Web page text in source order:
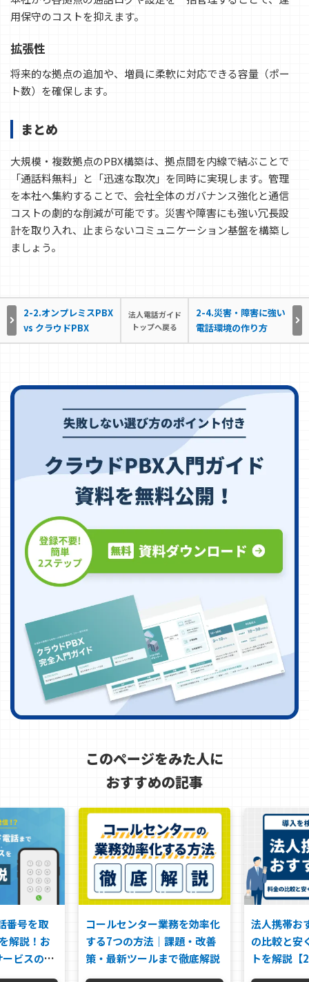
用保守のコストを抑えます。
拡張性
将来的な拠点の追加や、増員に柔軟に対応できる容量（ポー
ト数）を確保します。
まとめ
大規模・複数拠点のPBX構築は、拠点間を内線で結ぶことで
「通話料無料」と「迅速な取次」を同時に実現します。管理
を本社へ集約することで、会社全体のガバナンス強化と通信
コストの劇的な削減が可能です。災害や障害にも強い冗長設
計を取り入れ、止まらないコミュニケーション基盤を構築し
ましょう。
2-2.オンプレミスPBX
vs クラウドPBX
法人電話ガイド
トップへ戻る
2-4.災害・障害に強い
電話環境の作り方
このページをみた人に
おすすめの記事
番号を取
解説！お
ビスの選
コールセンター業務を効率化
する7つの方法｜課題・改善
策・最新ツールまで徹底解説
法人携帯お
の比較と安
トを解説【